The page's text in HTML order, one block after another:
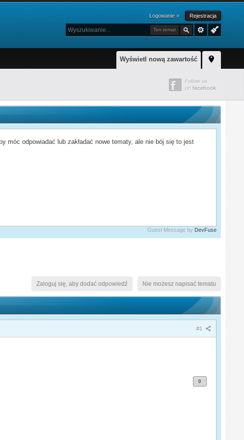
Logowanie » Rejestracja
Ten temat
Wyświetl nową zawartość
móc odpowiadać lub zakładać nowe tematy, ale nie bój się to jest
Guest Message by DevFuse
Nie możesz napisać tematu
Zaloguj się, aby dodać odpowiedź
#1
0